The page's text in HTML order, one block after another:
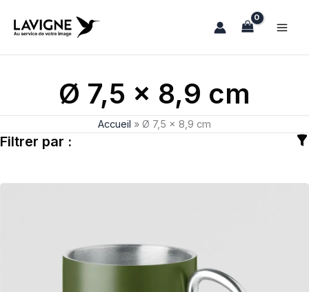
Ø 7,5 x 8,9 cm
Accueil » Ø 7,5 x 8,9 cm
Filtrer par :